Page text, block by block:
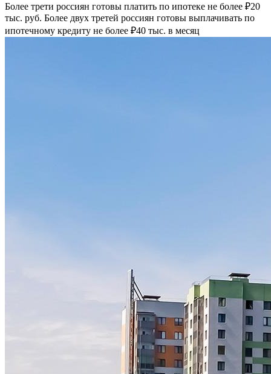
Более трети россиян готовы платить по ипотеке не более ₽20
тыс. руб. Более двух третей россиян готовы выплачивать по
ипотечному кредиту не более ₽40 тыс. в месяц